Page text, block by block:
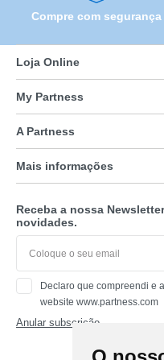
Compre com segurança
Loja Online
My Partness
A Partness
Mais informações
Receba a nossa
novidades.
Declaro que compreendi e
website www.partness.com
Anular subscrição